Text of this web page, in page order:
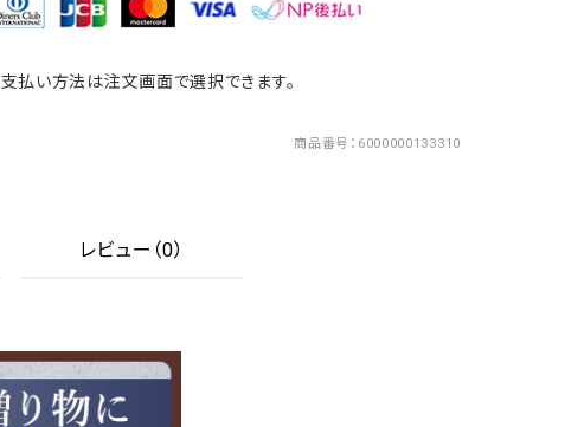
支払い方法は注文画面で選択できます。
商品番号 6000000133310
レビュー（0）